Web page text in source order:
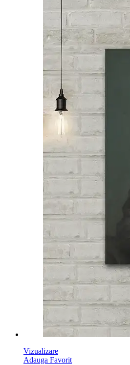
Vizualizare
Adauga Favorit